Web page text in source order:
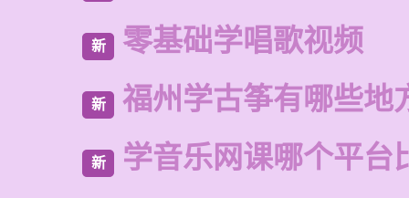
新 零基础学唱歌视频
新 福州学古筝有哪些地
新 学音乐网课哪个平台